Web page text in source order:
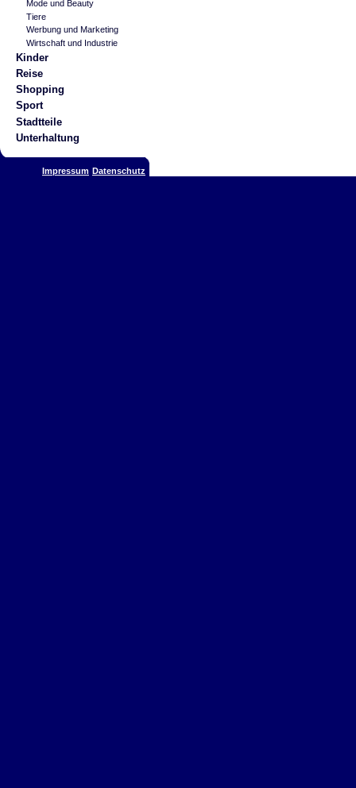
Mode und Beauty
Tiere
Werbung und Marketing
Wirtschaft und Industrie
Kinder
Reise
Shopping
Sport
Stadtteile
Unterhaltung
Impressum Datenschutz